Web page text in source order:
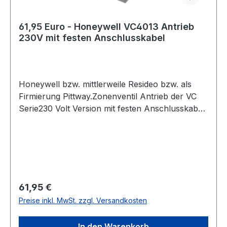
61,95 Euro - Honeywell VC4013 Antrieb
230V mit festen Anschlusskabel
Honeywell bzw. mittlerweile Resideo bzw. als
Firmierung Pittway.Zonenventil Antrieb der VC
Serie230 Volt Version mit festen Anschlusskabel
zusätzliche Ziffern z:B. VC4013-11 für Stiebel
Eltron, dann allerdings mit Flachstecker statt nur
verzinnten Litzen zum anschliessen. Weitere
Unterschiede bis auf den deutlich abweichenden
Regulärer Preis:
61,95 €
Preise inkl. MwSt. zzgl. Versandkosten